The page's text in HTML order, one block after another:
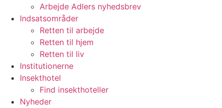
Arbejde Adlers nyhedsbrev
Indsatsområder
Retten til arbejde
Retten til hjem
Retten til liv
Institutionerne
Insekthotel
Find insekthoteller
Nyheder